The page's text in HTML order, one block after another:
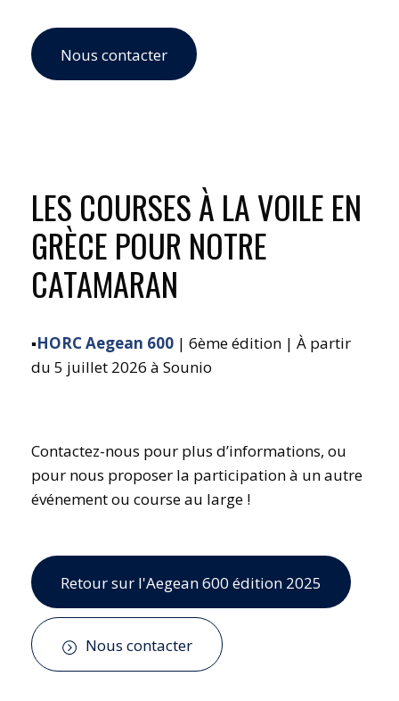
Nous contacter
LES COURSES À LA VOILE EN
GRÈCE POUR NOTRE
CATAMARAN
▪️HORC Aegean 600 | 6ème édition | À partir
du 5 juillet 2026 à Sounio
Contactez-nous pour plus d’informations, ou
pour nous proposer la participation à un autre
événement ou course au large !
Retour sur l'Aegean 600 édition 2025
Nous contacter